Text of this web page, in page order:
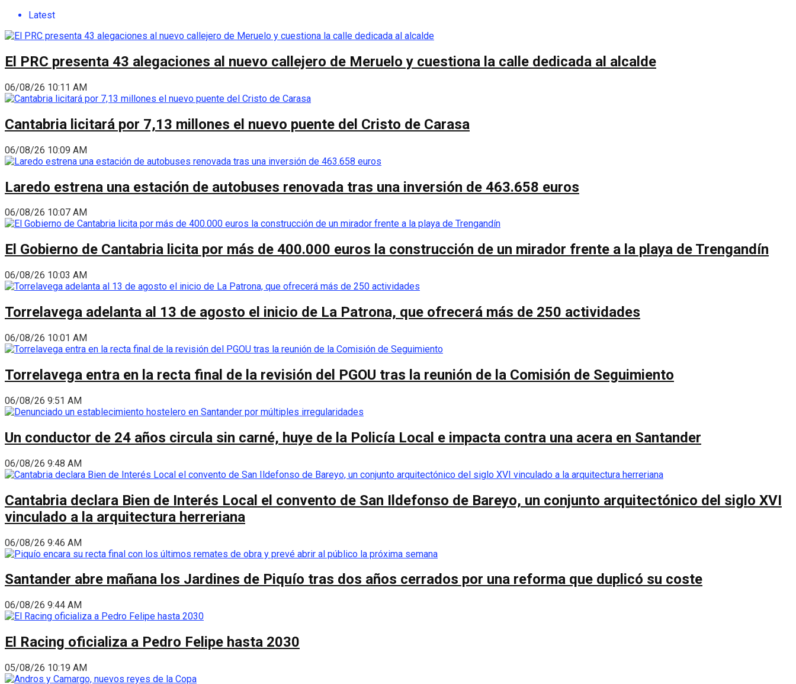
Latest
El PRC presenta 43 alegaciones al nuevo callejero de Meruelo y cuestiona la calle dedicada al alcalde
06/08/26 10:11 AM
Cantabria licitará por 7,13 millones el nuevo puente del Cristo de Carasa
06/08/26 10:09 AM
Laredo estrena una estación de autobuses renovada tras una inversión de 463.658 euros
06/08/26 10:07 AM
El Gobierno de Cantabria licita por más de 400.000 euros la construcción de un mirador frente a la playa de Trengandín
06/08/26 10:03 AM
Torrelavega adelanta al 13 de agosto el inicio de La Patrona, que ofrecerá más de 250 actividades
06/08/26 10:01 AM
Torrelavega entra en la recta final de la revisión del PGOU tras la reunión de la Comisión de Seguimiento
06/08/26 9:51 AM
Un conductor de 24 años circula sin carné, huye de la Policía Local e impacta contra una acera en Santander
06/08/26 9:48 AM
Cantabria declara Bien de Interés Local el convento de San Ildefonso de Bareyo, un conjunto arquitectónico del siglo XVI
vinculado a la arquitectura herreriana
06/08/26 9:46 AM
Santander abre mañana los Jardines de Piquío tras dos años cerrados por una reforma que duplicó su coste
06/08/26 9:44 AM
El Racing oficializa a Pedro Felipe hasta 2030
05/08/26 10:19 AM